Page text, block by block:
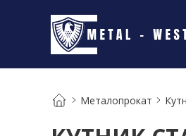
Металопрокат